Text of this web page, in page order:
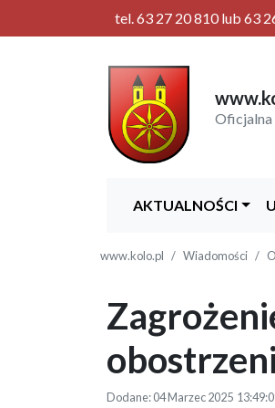
tel. 63 27 20 810 lub 63
Oficjalna
AKTUALNOŚCI
www.kolo.pl Wiadomości
Dodane: 04 Marzec 2025